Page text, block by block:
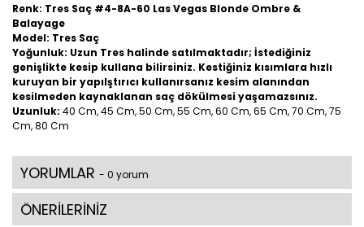
Renk: Tres Saç #4-8A-60 Las Vegas Blonde Ombre &
Balayage
Model: Tres Saç
Yoğunluk: Uzun Tres halinde satılmaktadır; İstediğiniz
genişlikte kesip kullana bilirsiniz. Kestiğiniz kısımlara hızlı
kuruyan bir yapılştırıcı kullanırsanız kesim alanından
kesilmeden kaynaklanan saç dökülmesi yaşamazsınız.
Uzunluk: 40 Cm, 45 Cm, 50 Cm, 55 Cm, 60 Cm, 65 Cm, 70 Cm, 75
Cm, 80 Cm
YORUMLAR - 0 yorum
ÖNERİLERİNİZ